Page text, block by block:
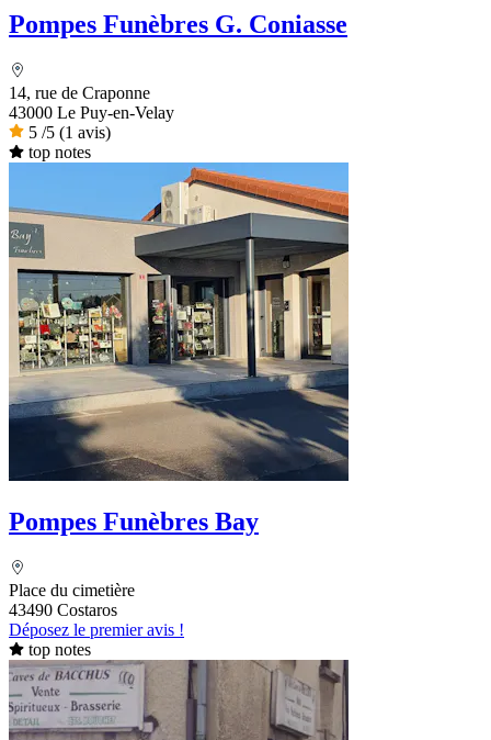
Pompes Funèbres G. Coniasse
14, rue de Craponne
43000 Le Puy-en-Velay
5 /5 (1 avis)
top notes
Pompes Funèbres Bay
Place du cimetière
43490 Costaros
Déposez le premier avis !
top notes